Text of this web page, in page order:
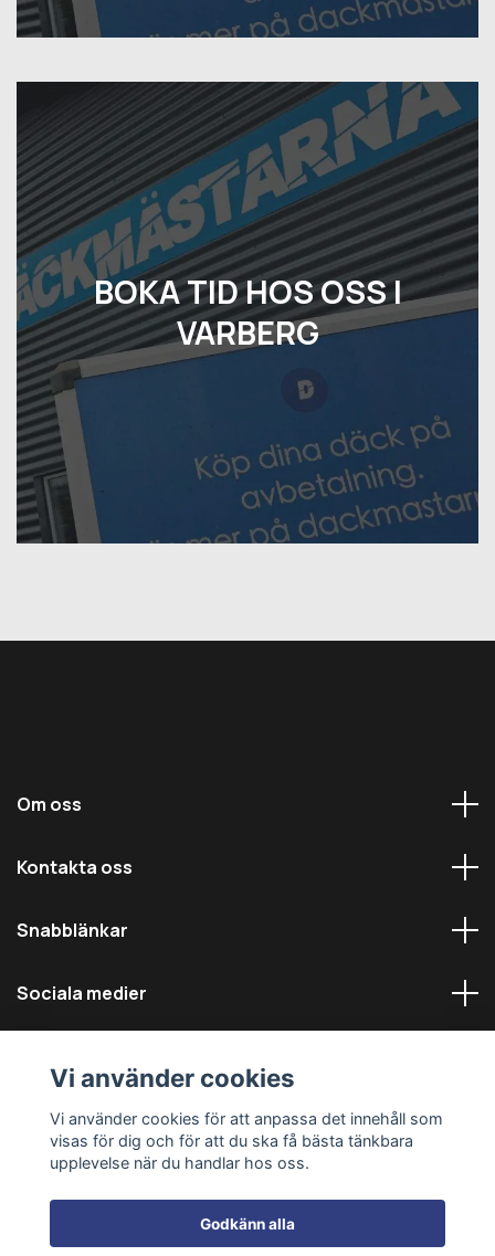
BOKA TID HOS OSS I
VARBERG
Om oss
Kontakta oss
Snabblänkar
Sociala medier
© 2026 Däckmästarna - Alla rättigheter reserverade
Vi använder cookies
Vi använder cookies för att anpassa det innehåll som
visas för dig och för att du ska få bästa tänkbara
upplevelse när du handlar hos oss.
Godkänn alla